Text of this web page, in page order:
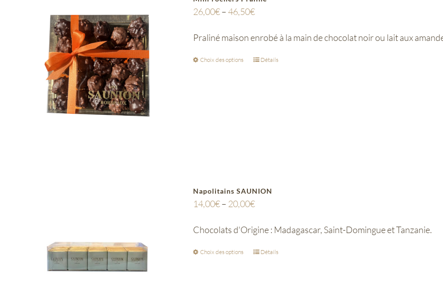
26,00€–46,50€
Praliné maison enrobé à la main de chocolat noir ou lait aux
Choix des options Détails
Napolitains SAUNION
14,00€– 20,00€
Chocolats d'Origine : Madagascar, Saint-Domingue et Tanzanie.
Choix des options Détails